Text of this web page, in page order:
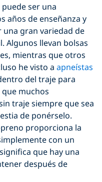
puede ser una
años de enseñanza y
una gran variedad de
Algunos llevan bolsas
mientras que otros
he visto a apneístas
del traje para
muchos
traje siempre que sea
de ponérselo.
proporciona la
con un
que hay una
después de